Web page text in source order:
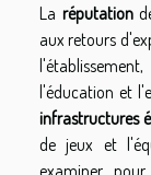
La réputation
aux retours
l'éducation et
infrastructures
de jeux et
examiner